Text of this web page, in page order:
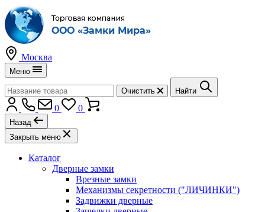
Москва
Меню
Очистить Найти
0 0
Назад
Закрыть меню
Каталог
Дверные замки
Врезные замки
Механизмы секретности ("ЛИЧИНКИ")
Задвижки дверные